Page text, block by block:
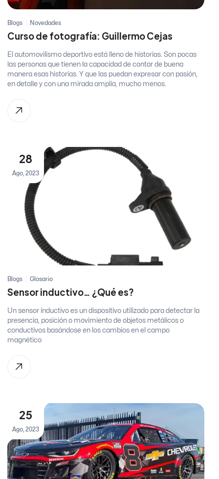
Blogs Novedades
Curso de fotografía: Guillermo Cejas
El automovilismo deportivo está lleno de historias. Son pocas
las personas que tienen la capacidad de contar de buena
manera esas historias. Y que las puedan expresar con pasión,
en detalle y con una mirada amplia, mucho menos.
28
Ago, 2023
Blogs Glosario
Sensor inductivo… ¿Qué es?
Un sensor inductivo es un dispositivo utilizado para detectar la
presencia, posición o movimiento de objetos metálicos o
conductivos basándose en los cambios en el campo
magnético
25
Ago, 2023